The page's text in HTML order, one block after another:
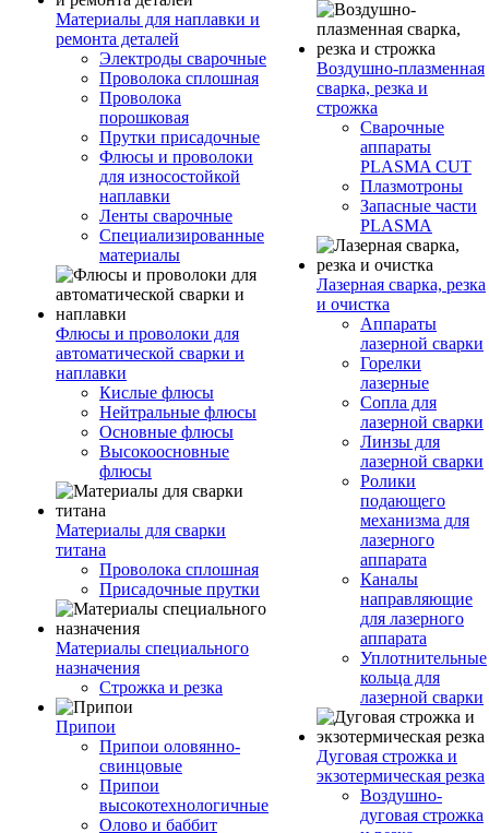
Материалы для наплавки и
ремонта деталей
Электроды сварочные
Проволока сплошная
Проволока
порошковая
Прутки присадочные
Флюсы и проволоки
для износостойкой
наплавки
Ленты сварочные
Специализированные
материалы
Флюсы и проволоки для
автоматической сварки и
наплавки
Кислые флюсы
Нейтральные флюсы
Основные флюсы
Высокоосновные
флюсы
Материалы для сварки
титана
Проволока сплошная
Присадочные прутки
Материалы специального
назначения
Строжка и резка
Припои
Припои оловянно-
свинцовые
Припои
высокотехнологичные
Олово и баббит
Воздушно-плазменная
сварка, резка и
строжка
Сварочные
аппараты
PLASMA CUT
Плазмотроны
Запасные части
PLASMA
Лазерная сварка, резка
и очистка
Аппараты
лазерной сварки
Горелки
лазерные
Сопла для
лазерной сварки
Линзы для
лазерной сварки
Ролики
подающего
механизма для
лазерного
аппарата
Каналы
направляющие
для лазерного
аппарата
Уплотнительные
кольца для
лазерной сварки
Дуговая строжка и
экзотермическая резка
Воздушно-
дуговая строжка